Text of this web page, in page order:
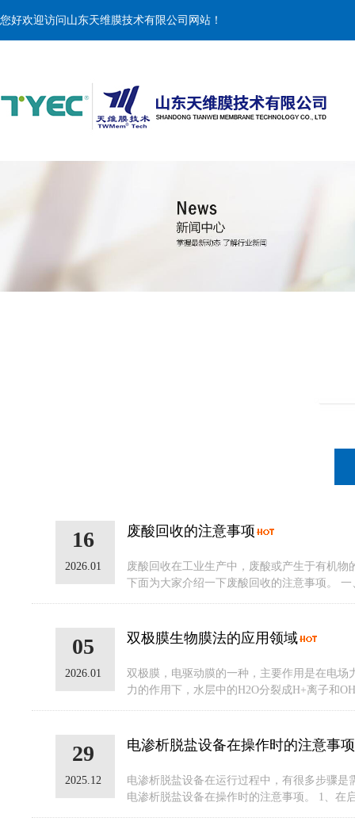
您好欢迎访问山东天维膜技术有限公司网站！
16
2026.01
废酸回收的注意事项
废酸回收在工业生产中，废酸或产生于有机
下面为大家介绍一下废酸回收的注意事项。
05
2026.01
双极膜生物膜法的应用领域
双极膜，电驱动膜的一种，主要作用是在电
力的作用下，水层中的H2O分裂成H+离子和
29
2025.12
电渗析脱盐设备在操作时的注意事项
电渗析脱盐设备在运行过程中，有很多步骤
电渗析脱盐设备在操作时的注意事项。 1、在